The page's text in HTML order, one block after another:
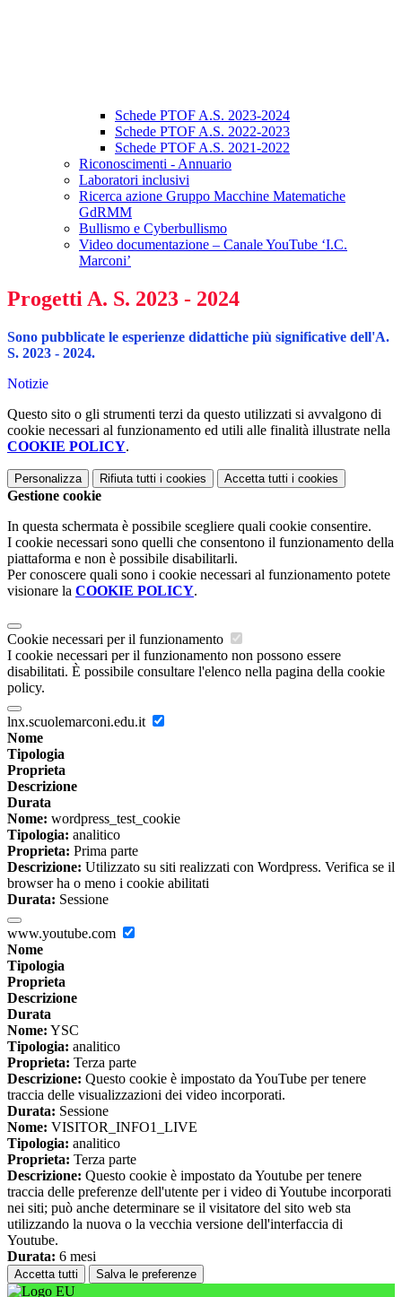
Schede PTOF A.S. 2023-2024
Schede PTOF A.S. 2022-2023
Schede PTOF A.S. 2021-2022
Riconoscimenti - Annuario
Laboratori inclusivi
Ricerca azione Gruppo Macchine Matematiche
GdRMM
Bullismo e Cyberbullismo
Video documentazione – Canale YouTube ‘I.C.
Marconi’
Progetti A. S. 2023 - 2024
Sono pubblicate le esperienze didattiche più significative dell'A.
S. 2023 - 2024.
Notizie
Questo sito o gli strumenti terzi da questo utilizzati si avvalgono di
cookie necessari al funzionamento ed utili alle finalità illustrate nella
COOKIE POLICY.
Personalizza Rifiuta tutti i cookies Accetta tutti i cookies
Gestione cookie
In questa schermata è possibile scegliere quali cookie consentire.
I cookie necessari sono quelli che consentono il funzionamento della
piattaforma e non è possibile disabilitarli.
Per conoscere quali sono i cookie necessari al funzionamento potete
visionare la COOKIE POLICY.
Cookie necessari per il funzionamento
I cookie necessari per il funzionamento non possono essere
disabilitati. È possibile consultare l'elenco nella pagina della cookie
policy.
lnx.scuolemarconi.edu.it
Nome
Tipologia
Proprieta
Descrizione
Durata
Nome: wordpress_test_cookie
Tipologia: analitico
Proprieta: Prima parte
Descrizione: Utilizzato su siti realizzati con Wordpress. Verifica se il
browser ha o meno i cookie abilitati
Durata: Sessione
www.youtube.com
Nome
Tipologia
Proprieta
Descrizione
Durata
Nome: YSC
Tipologia: analitico
Proprieta: Terza parte
Descrizione: Questo cookie è impostato da YouTube per tenere
traccia delle visualizzazioni dei video incorporati.
Durata: Sessione
Nome: VISITOR_INFO1_LIVE
Tipologia: analitico
Proprieta: Terza parte
Descrizione: Questo cookie è impostato da Youtube per tenere
traccia delle preferenze dell'utente per i video di Youtube incorporati
nei siti; può anche determinare se il visitatore del sito web sta
utilizzando la nuova o la vecchia versione dell'interfaccia di
Youtube.
Durata: 6 mesi
Accetta tutti Salva le preferenze